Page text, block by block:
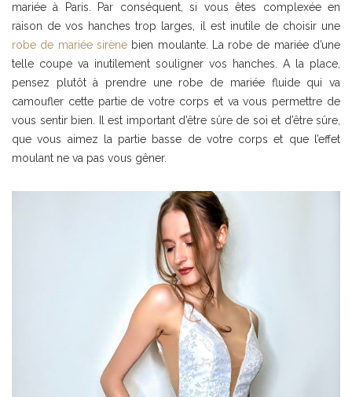
mariée à Paris. Par conséquent, si vous êtes complexée en
raison de vos hanches trop larges, il est inutile de choisir une
robe de mariée sirènebien moulante. La robe de mariée d’une
telle coupe va inutilement souligner vos hanches. A la place,
pensez plutôt à prendre une robe de mariée fluide qui va
camoufler cette partie de votre corps et va vous permettre de
vous sentir bien. Il est important d’être sûre de soi et d’être sûre,
que vous aimez la partie basse de votre corps et que l’effet
moulant ne va pas vous gêner.